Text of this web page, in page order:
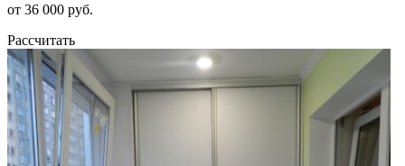
от 36 000 руб.
Рассчитать